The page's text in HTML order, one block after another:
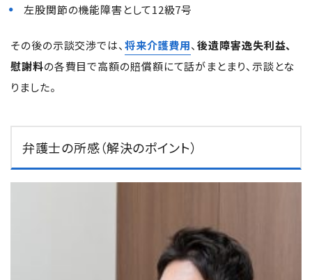
左股関節の機能障害として12級7号
その後の示談交渉では、将来介護費用、後遺障害逸失利益、
慰謝料の各費目で高額の賠償額にて話がまとまり、示談とな
りました。
弁護士の所感（解決のポイント）